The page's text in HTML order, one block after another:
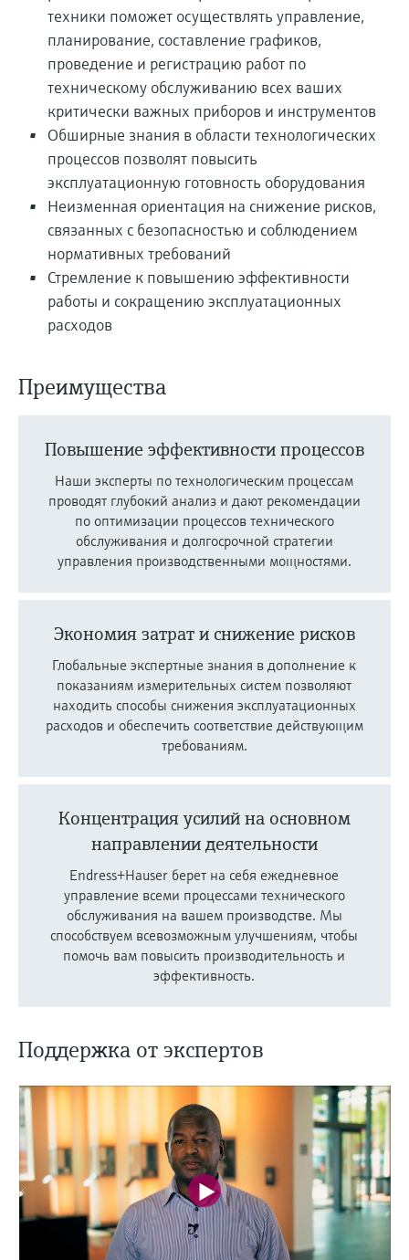
Найти, выбрать и настроить продукты,
используя параметры приложения
Получение информации о
приборе
Введите серийный номер прибора с
заводской таблички Endress+Hauser и
получите доступ к подробной информации
по этому прибору (инструкции по
эксплуатации, техописание, замещающие
продукты и данные о запчастях).
Поиск запасных частей
Найти запасные части по корневому
продукту, коду заказа или серийному
номеру
Level measurement with pressure
Купить всё
Купить всё
Купить всё
промышленности посредством
цифровизации
Операционная эффективность
производства благодаря
прозрачности технологических
процессов на уровне принятия
решений
техники поможет осуществлять управление,
планирование, составление графиков,
проведение и регистрацию работ по
техническому обслуживанию всех ваших
критически важных приборов и инструментов
Обширные знания в области технологических
процессов позволят повысить
эксплуатационную готовность оборудования
Неизменная ориентация на снижение рисков,
связанных с безопасностью и соблюдением
нормативных требований
Стремление к повышению эффективности
работы и сокращению эксплуатационных
расходов
Преимущества
Повышение эффективности процессов
Наши эксперты по технологическим процессам
проводят глубокий анализ и дают рекомендации
по оптимизации процессов технического
обслуживания и долгосрочной стратегии
управления производственными мощностями.
Экономия затрат и снижение рисков
Глобальные экспертные знания в дополнение к
показаниям измерительных систем позволяют
находить способы снижения эксплуатационных
расходов и обеспечить соответствие действующим
требованиям.
Концентрация усилий на основном
направлении деятельности
Endress+Hauser берет на себя ежедневное
управление всеми процессами технического
обслуживания на вашем производстве. Мы
способствуем всевозможным улучшениям, чтобы
помочь вам повысить производительность и
эффективность.
Поддержка от экспертов